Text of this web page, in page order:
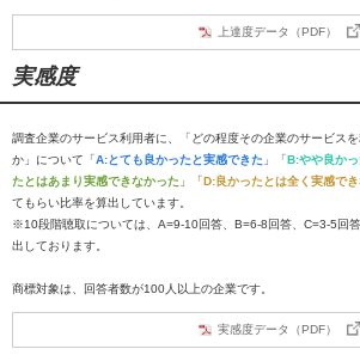
上達度データ（PDF）
実感度
調査企業のサービス利用者に、「どの程度その企業のサービス
か」について「A:とても良かったと実感できた 」「B:やや良か
たとはあまり実感できなかった 」「D:良かったとは全く実感で
てもらい比率を算出しています。
※10段階聴取については、A=9-10回答、B=6-8回答、C=3-5回
出しております。
商標対象は、回答者数が100人以上の企業です。
実感度データ（PDF）